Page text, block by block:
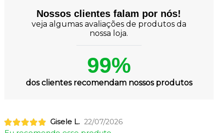
Nossos clientes falam por nós!
veja algumas avaliações de produtos da
nossa loja.
99%
dos clientes recomendam nossos produtos
Gisele L. 22/07/2026